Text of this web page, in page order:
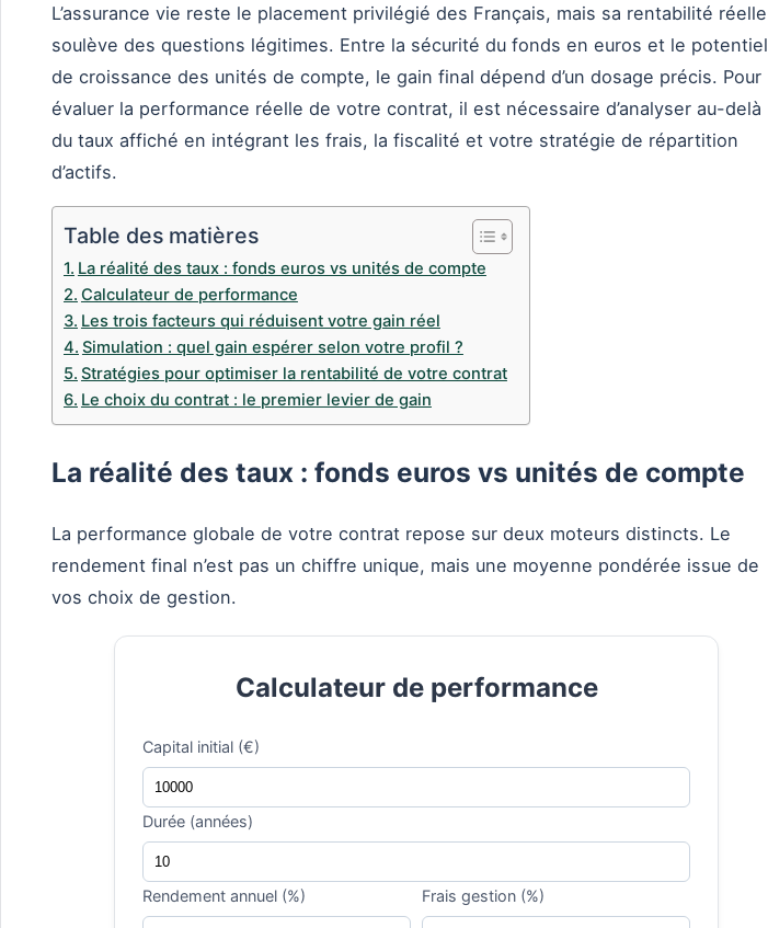
L’assurance vie reste le placement privilégié des Français, mais sa rentabilité réelle
soulève des questions légitimes. Entre la sécurité du fonds en euros et le potentiel
de croissance des unités de compte, le gain final dépend d’un dosage précis. Pour
évaluer la performance réelle de votre contrat, il est nécessaire d’analyser au-delà
du taux affiché en intégrant les frais, la fiscalité et votre stratégie de répartition
d’actifs.
Table des matières
La réalité des taux : fonds euros vs unités de compte
Calculateur de performance
Les trois facteurs qui réduisent votre gain réel
Simulation : quel gain espérer selon votre profil ?
Stratégies pour optimiser la rentabilité de votre contrat
Le choix du contrat : le premier levier de gain
La réalité des taux : fonds euros vs unités de compte
La performance globale de votre contrat repose sur deux moteurs distincts. Le
rendement final n’est pas un chiffre unique, mais une moyenne pondérée issue de
vos choix de gestion.
Calculateur de performance
Capital initial (€)
Durée (années)
Rendement annuel (%) Frais gestion (%)